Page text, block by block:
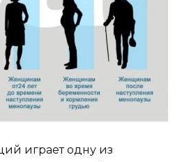
играет одну из